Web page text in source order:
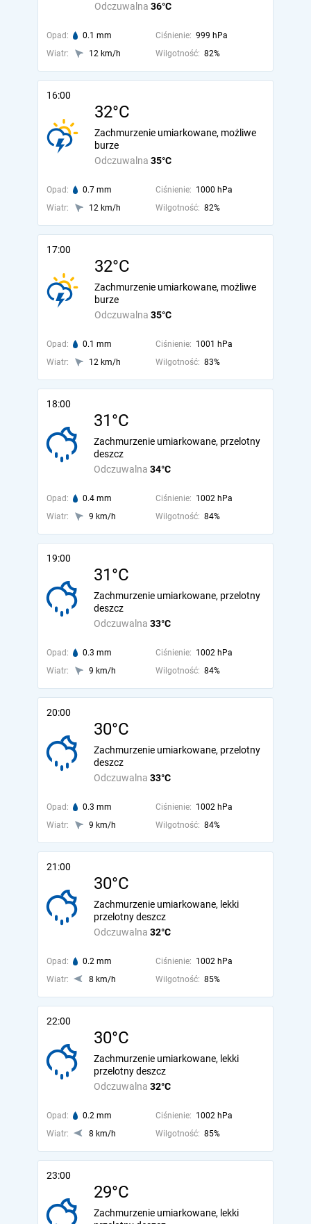
Odczuwalna 36°C
Opad: 0.1 mm Ciśnienie: 999 hPa
Wiatr:
12 km/h Wilgotność: 82%
16:00
32°C
Odczuwalna 35°C
Zachmurzenie umiarkowane, możliwe
burze
Opad: 0.7 mm Ciśnienie: 1000 hPa
Wiatr:
12 km/h Wilgotność: 82%
17:00
32°C
Odczuwalna 35°C
Zachmurzenie umiarkowane, możliwe
burze
Opad: 0.1 mm Ciśnienie: 1001 hPa
Wiatr:
12 km/h Wilgotność: 83%
18:00
31°C
Odczuwalna 34°C
Zachmurzenie umiarkowane, przelotny
deszcz
Opad: 0.4 mm Ciśnienie: 1002 hPa
Wiatr:
9 km/h Wilgotność: 84%
19:00
31°C
Odczuwalna 33°C
Zachmurzenie umiarkowane, przelotny
deszcz
Opad: 0.3 mm Ciśnienie: 1002 hPa
Wiatr:
9 km/h Wilgotność: 84%
20:00
30°C
Odczuwalna 33°C
Zachmurzenie umiarkowane, przelotny
deszcz
Opad: 0.3 mm Ciśnienie: 1002 hPa
Wiatr:
9 km/h Wilgotność: 84%
21:00
30°C
Odczuwalna 32°C
Zachmurzenie umiarkowane, lekki
przelotny deszcz
Opad: 0.2 mm Ciśnienie: 1002 hPa
Wiatr:
8 km/h Wilgotność: 85%
22:00
30°C
Odczuwalna 32°C
Zachmurzenie umiarkowane, lekki
przelotny deszcz
Opad: 0.2 mm Ciśnienie: 1002 hPa
Wiatr:
8 km/h Wilgotność: 85%
23:00
29°C
Zachmurzenie umiarkowane, lekki